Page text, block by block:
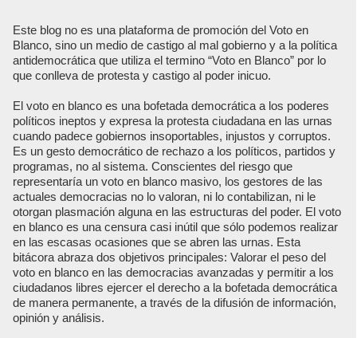
Este blog no es una plataforma de promoción del Voto en
Blanco, sino un medio de castigo al mal gobierno y a la política
antidemocrática que utiliza el termino “Voto en Blanco” por lo
que conlleva de protesta y castigo al poder inicuo.
El voto en blanco es una bofetada democrática a los poderes
políticos ineptos y expresa la protesta ciudadana en las urnas
cuando padece gobiernos insoportables, injustos y corruptos.
Es un gesto democrático de rechazo a los políticos, partidos y
programas, no al sistema. Conscientes del riesgo que
representaría un voto en blanco masivo, los gestores de las
actuales democracias no lo valoran, ni lo contabilizan, ni le
otorgan plasmación alguna en las estructuras del poder. El voto
en blanco es una censura casi inútil que sólo podemos realizar
en las escasas ocasiones que se abren las urnas. Esta
bitácora abraza dos objetivos principales: Valorar el peso del
voto en blanco en las democracias avanzadas y permitir a los
ciudadanos libres ejercer el derecho a la bofetada democrática
de manera permanente, a través de la difusión de información,
opinión y análisis.